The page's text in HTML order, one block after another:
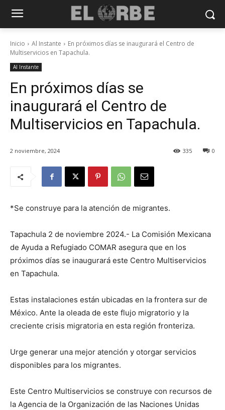
Inicio Al Instante
En próximos días se inaugurará el Centro de
Multiservicios en Tapachula.
Al Instante
En próximos días se
inaugurará el Centro de
Multiservicios en Tapachula.
2 noviembre, 2024 0
335
*Se construye para la atención de migrantes.
Tapachula 2 de noviembre 2024.- La Comisión Mexicana
de Ayuda a Refugiado COMAR asegura que en los
próximos días se inaugurará este Centro Multiservicios
en Tapachula.
Estas instalaciones están ubicadas en la frontera sur de
México. Ante la oleada de este flujo migratorio y la
creciente crisis migratoria en esta región fronteriza.
Urge generar una mejor atención y otorgar servicios
disponibles para los migrantes.
Este Centro Multiservicios se construye con recursos de
la Agencia de la Organización de las Naciones Unidas